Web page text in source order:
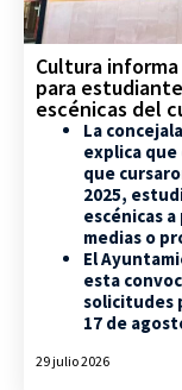
Cultura
para
escénicas del
La
explica que
que
2025,
escénicas
medias o
El
esta
solicitudes
17 de
29 julio 2026